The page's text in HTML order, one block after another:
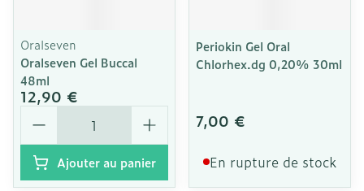
Oralseven
Oralseven Gel Buccal
48ml
12,90 €
Quantité
Ajouter au panier
Periokin Gel Oral
Chlorhex.dg 0,20% 30ml
7,00 €
En rupture de stock